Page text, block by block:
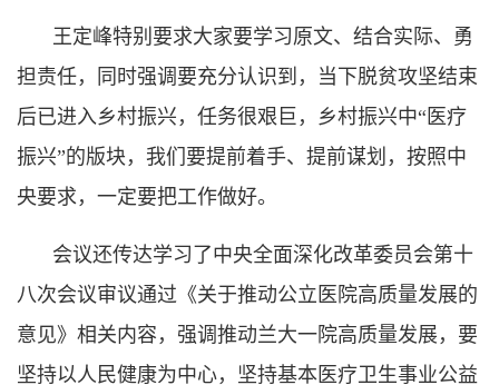
王定峰特别要求大家要学习原文、结合实际、勇
担责任，同时强调要充分认识到，当下脱贫攻坚结束
后已进入乡村振兴，任务很艰巨，乡村振兴中“医疗
振兴”的版块，我们要提前着手、提前谋划，按照中
央要求，一定要把工作做好。
会议还传达学习了中央全面深化改革委员会第十
八次会议审议通过《关于推动公立医院高质量发展的
意见》相关内容，强调推动兰大一院高质量发展，要
坚持以人民健康为中心，坚持基本医疗卫生事业公益